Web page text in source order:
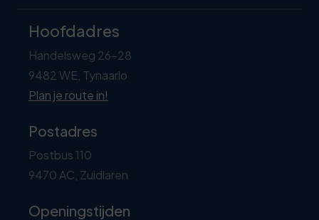
Hoofdadres
Handelsweg 26-28
9482 WE, Tynaarlo
Plan je route in!
Postadres
Postbus 110
9470 AC, Zuidlaren
Openingstijden